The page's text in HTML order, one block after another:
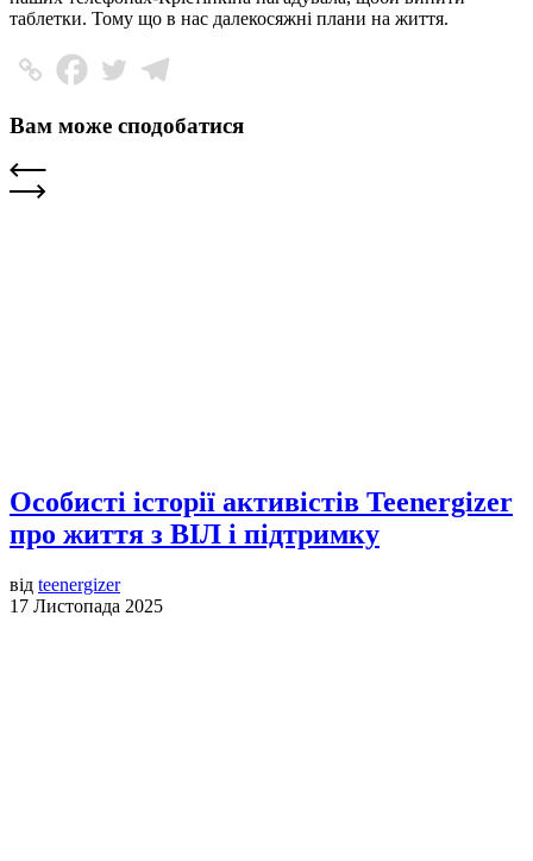
таблетки. Тому що в нас далекосяжні плани на життя.
Вам може сподобатися
Особисті історії активістів Teenergizer
про життя з ВІЛ і підтримку
від teenergizer
17 Листопада 2025